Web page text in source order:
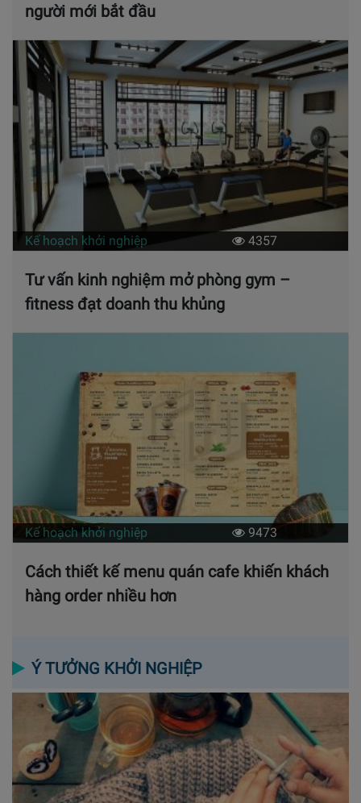
người mới bắt đầu
Kế hoạch khởi nghiệp 4357
Tư vấn kinh nghiệm mở phòng gym –
fitness đạt doanh thu khủng
Kế hoạch khởi nghiệp 9473
Cách thiết kế menu quán cafe khiến khách
hàng order nhiều hơn
Ý TƯỞNG KHỞI NGHIỆP